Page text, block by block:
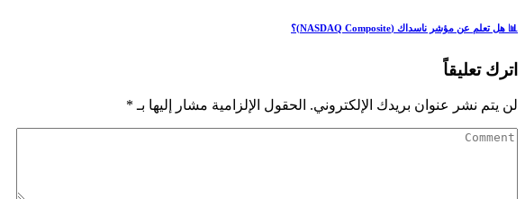
📊 هل تعلم عن مؤشر ناسداك (NASDAQ Composite)؟
اترك تعليقاً
لن يتم نشر عنوان بريدك الإلكتروني. الحقول الإلزامية مشار إليها بـ *